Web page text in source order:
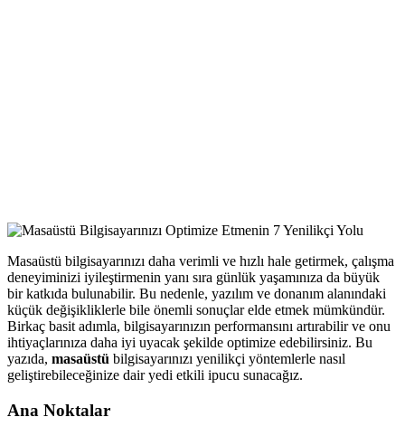
Masaüstü bilgisayarınızı daha verimli ve hızlı hale getirmek, çalışma
deneyiminizi iyileştirmenin yanı sıra günlük yaşamınıza da büyük
bir katkıda bulunabilir. Bu nedenle, yazılım ve donanım alanındaki
küçük değişikliklerle bile önemli sonuçlar elde etmek mümkündür.
Birkaç basit adımla, bilgisayarınızın performansını artırabilir ve onu
ihtiyaçlarınıza daha iyi uyacak şekilde optimize edebilirsiniz. Bu
yazıda, masaüstü bilgisayarınızı yenilikçi yöntemlerle nasıl
geliştirebileceğinize dair yedi etkili ipucu sunacağız.
Ana Noktalar